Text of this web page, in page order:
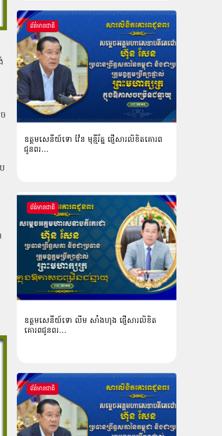
ព័ត៌មានជាតិ
ឧត្តមសេនីយ៍ទោ វ៉ែន មុន្មីរ័ត្ន ផ្ញើសារលិខិតគោរព
ជូនពរ…
ព័ត៌មានជាតិ
ឧត្តមសេនីយ៍ទោ លីម​ សាំង​ហុង​ ផ្ញើសារលិខិត
គោរពជូនពរ…
ព័ត៌មានជាតិ